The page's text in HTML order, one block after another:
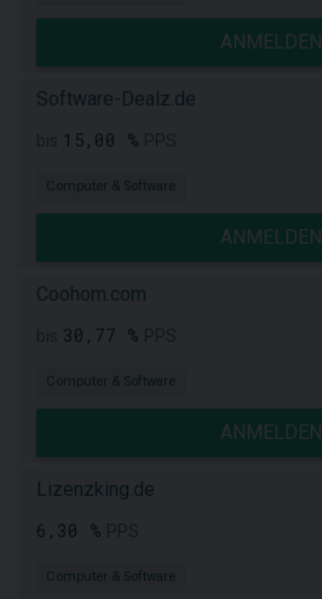
ANMELDEN
Software-Dealz.de
15,00 %
Computer & Software
ANMELDEN
Coohom.com
30,77 %
Computer & Software
ANMELDEN
Lizenzking.de
6,30 %
Computer & Software